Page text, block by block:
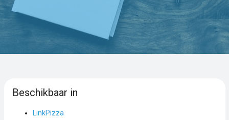
Beschikbaar in
LinkPizza